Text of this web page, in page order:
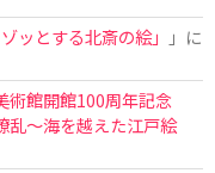
とする北斎の絵」
」に
術館開館100周年記念
〜海を越えた江戸絵